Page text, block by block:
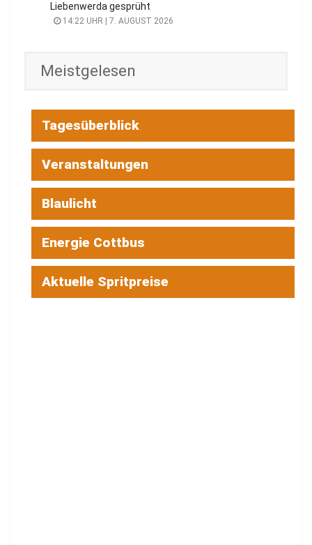
Liebenwerda gesprüht
14:22 UHR | 7. AUGUST 2026
Meistgelesen
Tagesüberblick
Veranstaltungen
Blaulicht
Energie Cottbus
Aktuelle Spritpreise